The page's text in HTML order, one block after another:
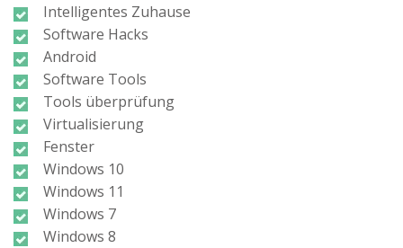
Intelligentes Zuhause
Software Hacks
Android
Software Tools
Tools überprüfung
Virtualisierung
Fenster
Windows 10
Windows 11
Windows 7
Windows 8